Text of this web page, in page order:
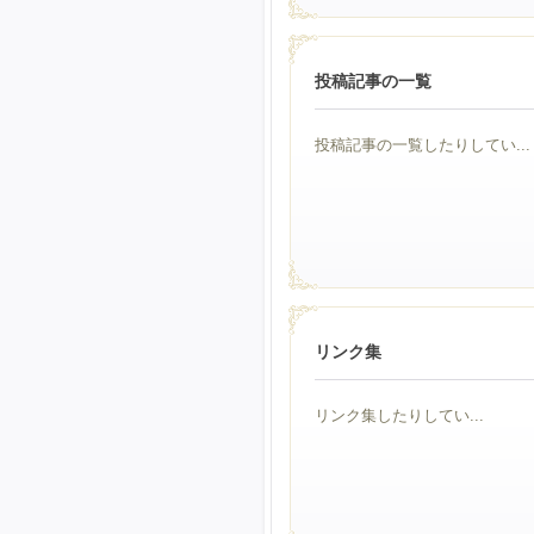
投稿記事の一覧
投稿記事の一覧したりしてい...
リンク集
リンク集したりしてい...